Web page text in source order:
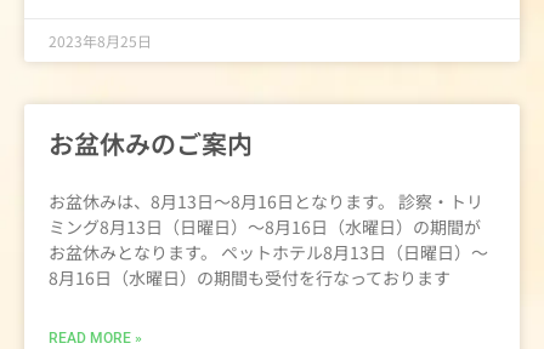
2023年8月25日
お盆休みのご案内
お盆休みは、8月13日～8月16日となります。 診察・トリ
ミング8月13日（日曜日）～8月16日（水曜日）の期間が
お盆休みとなります。 ペットホテル8月13日（日曜日）～
8月16日（水曜日）の期間も受付を行なっております
READ MORE »